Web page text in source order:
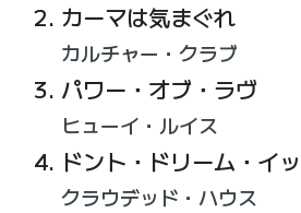
カーマは気まぐれ
カルチャー・クラブ
パワー・オブ・ラヴ
ヒューイ・ルイス
ドント・ドリーム・イ
クラウデッド・ハウス